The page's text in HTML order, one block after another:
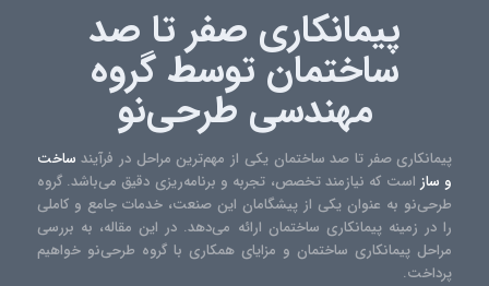
پیمانکاری صفر تا صد
ساختمان توسط گروه
مهندسی طرحی‌نو
پیمانکاری صفر تا صد ساختمان یکی از مهم‌ترین مراحل در فرآیند ساخت
و ساز است که نیازمند تخصص، تجربه و برنامه‌ریزی دقیق می‌باشد. گروه
طرحی‌نو به عنوان یکی از پیشگامان این صنعت، خدمات جامع و کاملی
را در زمینه پیمانکاری ساختمان ارائه می‌دهد. در این مقاله، به بررسی
مراحل پیمانکاری ساختمان و مزایای همکاری با گروه طرحی‌نو خواهیم
پرداخت.